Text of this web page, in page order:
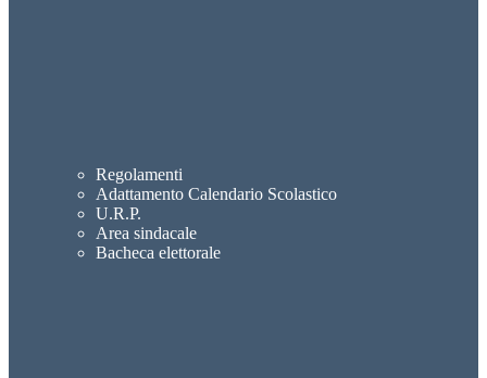
Regolamenti
Adattamento Calendario Scolastico
U.R.P.
Area sindacale
Bacheca elettorale